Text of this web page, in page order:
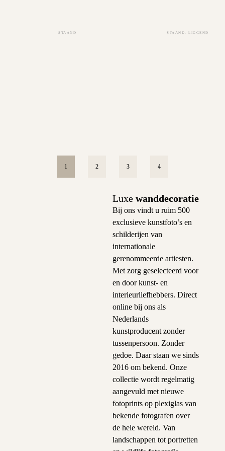
STAAND STAAND LIGGEND
1 2 3 4
Luxe wanddecoratie
Bij ons vindt u ruim 500
exclusieve kunstfoto’s en
schilderijen van
internationale
gerenommeerde artiesten.
Met zorg geselecteerd voor
en door kunst- en
interieurliefhebbers. Direct
online bij ons als
Nederlands
kunstproducent zonder
tussenpersoon. Zonder
gedoe. Daar staan we sinds
2016 om bekend. Onze
collectie wordt regelmatig
aangevuld met nieuwe
fotoprints op plexiglas van
bekende fotografen over
de hele wereld. Van
landschappen tot portretten